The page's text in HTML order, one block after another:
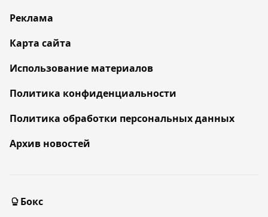
Реклама
Карта сайта
Использование материалов
Политика конфиденциальности
Политика обработки персональных данных
Архив новостей
Бокс